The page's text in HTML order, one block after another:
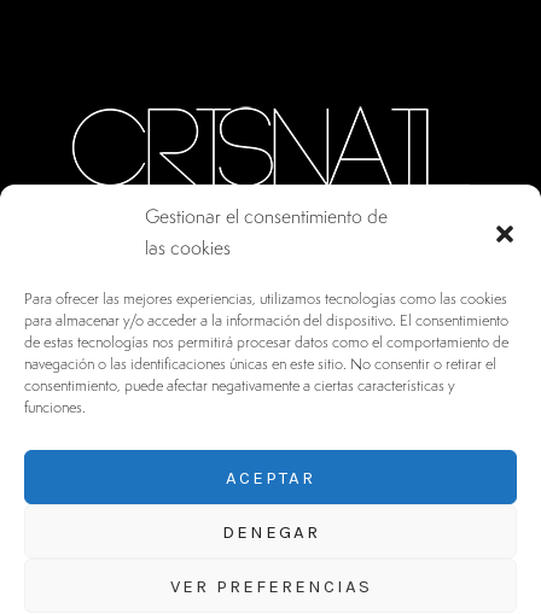
Gestionar el consentimiento de
las cookies
Para ofrecer las mejores experiencias, utilizamos tecnologías como las cookies
para almacenar y/o acceder a la información del dispositivo. El consentimiento
de estas tecnologías nos permitirá procesar datos como el comportamiento de
navegación o las identificaciones únicas en este sitio. No consentir o retirar el
consentimiento, puede afectar negativamente a ciertas características y
funciones.
ACEPTAR
DENEGAR
VER PREFERENCIAS
28770, ESPAÑA
INFO@DRV.ES
+34 902 100 021